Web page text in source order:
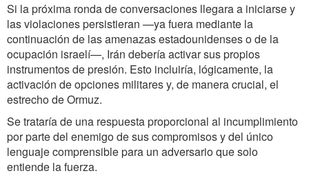
Si la próxima ronda de conversaciones llegara a iniciarse y
las violaciones persistieran —ya fuera mediante la
continuación de las amenazas estadounidenses o de la
ocupación israelí—, Irán debería activar sus propios
instrumentos de presión. Esto incluiría, lógicamente, la
activación de opciones militares y, de manera crucial, el
estrecho de Ormuz.
Se trataría de una respuesta proporcional al incumplimiento
por parte del enemigo de sus compromisos y del único
lenguaje comprensible para un adversario que solo
entiende la fuerza.